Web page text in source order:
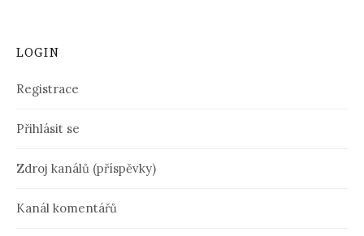
LOGIN
Registrace
Přihlásit se
Zdroj kanálů (příspěvky)
Kanál komentářů